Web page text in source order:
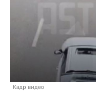
Кадр видео